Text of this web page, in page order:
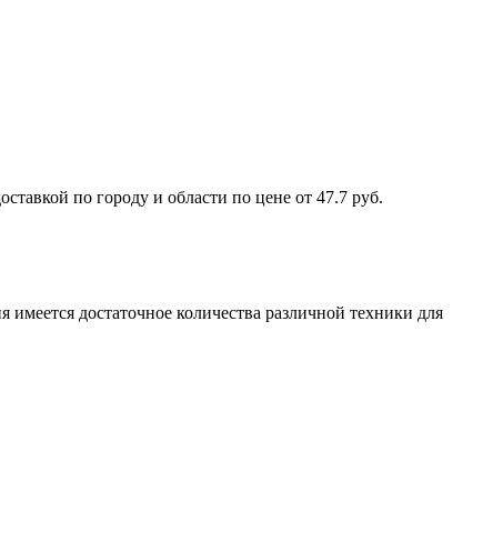
по городу и области по цене от 47.7 руб.
достаточное количества различной техники для